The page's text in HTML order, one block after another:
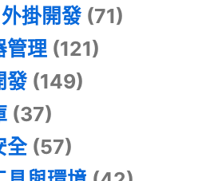
外掛開發(71)
管理(121)
發(149)
(37)
全(57)